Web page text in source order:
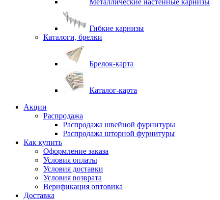
Металлические настенные карнизы
Гибкие карнизы
Каталоги, брелки
Брелок-карта
Каталог-карта
Акции
Распродажа
Распродажа швейной фурнитуры
Распродажа шторной фурнитуры
Как купить
Оформление заказа
Условия оплаты
Условия доставки
Условия возврата
Верификация оптовика
Доставка